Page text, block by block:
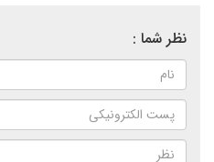
نظر شما :